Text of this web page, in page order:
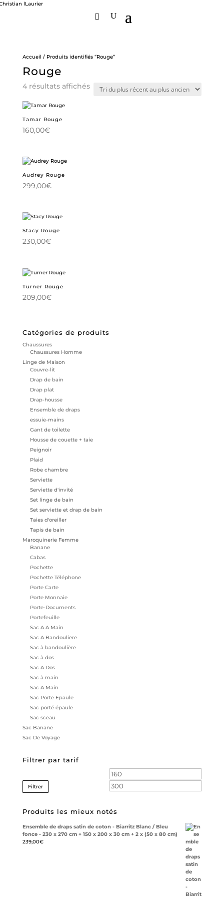
Accueil / Produits identifiés “Rouge”
Rouge
4 résultats affichésTrié
Tamar Rouge
160,00€
Audrey Rouge
299,00€
Stacy Rouge
230,00€
Turner Rouge
209,00€
Catégories de produits
Chaussures
Chaussures Homme
Linge de Maison
Couvre-lit
Drap de bain
Drap plat
Drap-housse
Ensemble de draps
essuie-mains
Gant de toilette
Housse de couette + taie
Peignoir
Plaid
Robe chambre
Serviette
Serviette d'invité
Set linge de bain
Set serviette et drap de bain
Taies d'oreiller
Tapis de bain
Maroquinerie Femme
Banane
Cabas
Pochette
Pochette Téléphone
Porte Carte
Porte Monnaie
Porte-Documents
Portefeuille
Sac A A Main
Sac A Bandouliere
Sac à bandoulière
Sac à dos
Sac A Dos
Sac à main
Sac A Main
Sac Porte Epaule
Sac porté épaule
Sac sceau
Sac Banane
Sac De Voyage
Filtrer par tarif
Prix
min
Filtrer
Produits les mieux notés
Ensemble de draps satin de coton - Biarritz Blanc / Bleu
fonce - 230 x 270 cm + 150 x 200 x 30 cm + 2 x (50 x 80 cm)
239,00€